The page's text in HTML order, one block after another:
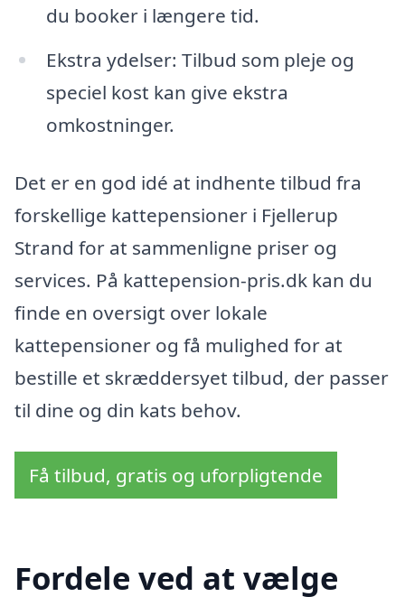
du booker i længere tid.
Ekstra ydelser: Tilbud som pleje og
speciel kost kan give ekstra
omkostninger.
Det er en god idé at indhente tilbud fra
forskellige kattepensioner i Fjellerup
Strand for at sammenligne priser og
services. På kattepension-pris.dk kan du
finde en oversigt over lokale
kattepensioner og få mulighed for at
bestille et skræddersyet tilbud, der passer
til dine og din kats behov.
Få tilbud, gratis og uforpligtende
Fordele ved at vælge